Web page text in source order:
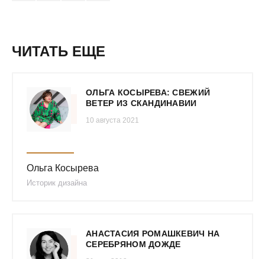
ЧИТАТЬ ЕЩЕ
ОЛЬГА КОСЫРЕВА: СВЕЖИЙ
ВЕТЕР ИЗ СКАНДИНАВИИ
10 августа 2021
Ольга Косырева
Историк дизайна
АНАСТАСИЯ РОМАШКЕВИЧ НА
СЕРЕБРЯНОМ ДОЖДЕ